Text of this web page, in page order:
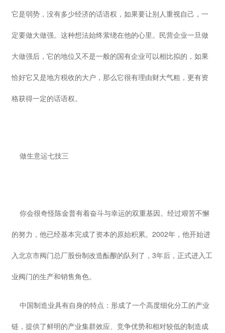
它是弱势，没有多少经济的话语权，如果要让别人重视自己，一
定要做大做强。这种想法始终萦绕在他的心里。民营企业一旦做
大做强后，它的地位又不是一般的国有企业可以相比拟的，如果
恰好它又是地方税收的大户，那么它很有理由财大气粗，更有资
格获得一定的话语权。
做生意运七技三
你会很奇怪陈金普有着奋斗与幸运的双重基因。经过艰苦不懈
的努力，他已经基本完成了资本的原始积累。2002年，他开始进
入北京市阀门总厂股份制改造酝酿的队列了，3年后，正式进入工
业阀门的生产和销售角色。
中国制造业具有自身的特点：形成了一个高度细化分工的产业
链，提供了鲜明的产业集群效应、竞争优势和相对较低的制造成